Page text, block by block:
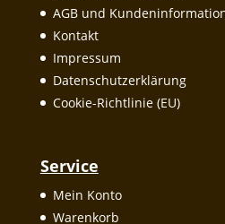
AGB und
Kontakt
Impressum
Datenschutzerklärung
Cookie-Richtlinie (EU)
Service
Mein Konto
Warenkorb